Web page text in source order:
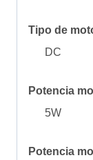
Tipo de
DC
Potencia
5W
Potencia